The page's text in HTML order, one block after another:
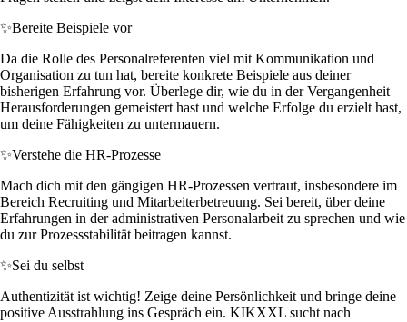
✨Bereite Beispiele vor
Da die Rolle des Personalreferenten viel mit Kommunikation und
Organisation zu tun hat, bereite konkrete Beispiele aus deiner
bisherigen Erfahrung vor. Überlege dir, wie du in der Vergangenheit
Herausforderungen gemeistert hast und welche Erfolge du erzielt hast,
um deine Fähigkeiten zu untermauern.
✨Verstehe die HR-Prozesse
Mach dich mit den gängigen HR-Prozessen vertraut, insbesondere im
Bereich Recruiting und Mitarbeiterbetreuung. Sei bereit, über deine
Erfahrungen in der administrativen Personalarbeit zu sprechen und wie
du zur Prozessstabilität beitragen kannst.
✨Sei du selbst
Authentizität ist wichtig! Zeige deine Persönlichkeit und bringe deine
positive Ausstrahlung ins Gespräch ein. KIKXXL sucht nach